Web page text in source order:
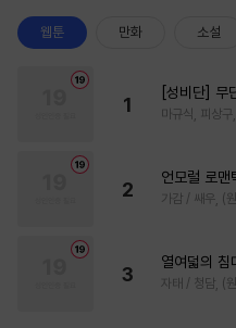
웹툰 만화 소설
1
[성비단] 무
마규식, 피상구
2
언모럴 로맨
가감 / 쌔우, (
3
열여덟의 침
자태 / 청담, (